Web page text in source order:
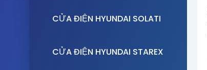
CỬA ĐIỆN HYUNDAI SOLATI
CỬA ĐIỆN HYUNDAI STAREX